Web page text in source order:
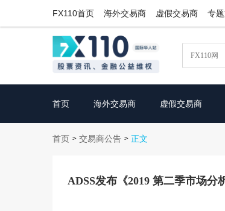
FX110首页 海外交易商 虚假交易商 专
首页 海外交易商 虚假交易商
首页 > 交易商公告 > 正文
ADSS发布《2019 第二季市场分